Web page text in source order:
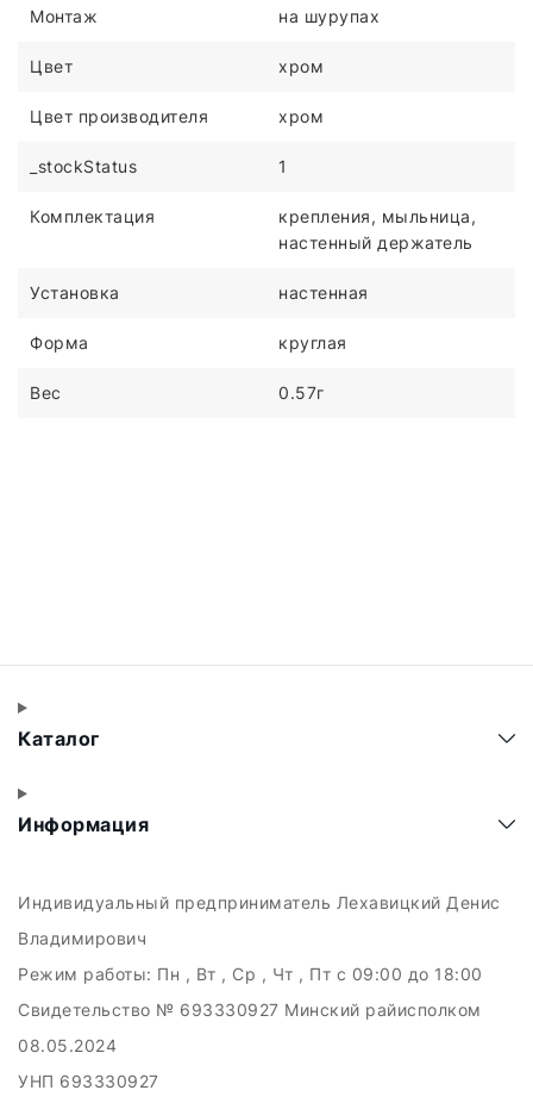
Монтаж на шурупах
Цвет хром
Цвет производителя хром
_stockStatus 1
Комплектация
крепления, мыльница,
настенный держатель
Установка настенная
Форма круглая
Вес 0.57г
Каталог
Информация
Индивидуальный предприниматель Лехавицкий Денис
Владимирович
Режим работы: Пн , Вт , Ср , Чт , Пт c 09:00 до 18:00
Свидетельство № 693330927 Минский райисполком
08.05.2024
УНП 693330927